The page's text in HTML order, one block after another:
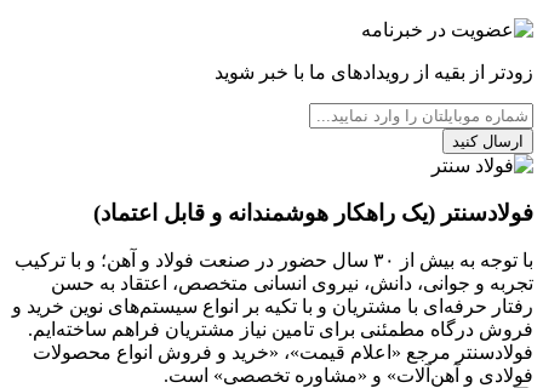
زودتر از بقیه از رویدادهای ما با خبر شوید
ارسال کنید
فولادسنتر (یک راهکار هوشمندانه و قابل اعتماد)
با توجه به بیش از ۳۰ سال حضور در صنعت فولاد و آهن؛ و با ترکیب
تجربه و جوانی، دانش، نیروی انسانی متخصص، اعتقاد به حسن
رفتار حرفه‌ای با مشتریان و با تکیه بر انواع سیستم‌های نوین خرید و
فروش درگاه مطمئنی برای تامین نیاز مشتریان فراهم ساخته‌ایم.
فولادسنتر مرجع «اعلام قیمت»، «خرید و فروش انواع محصولات
فولادی و آهن‌آلات» و «مشاوره تخصصی» است.